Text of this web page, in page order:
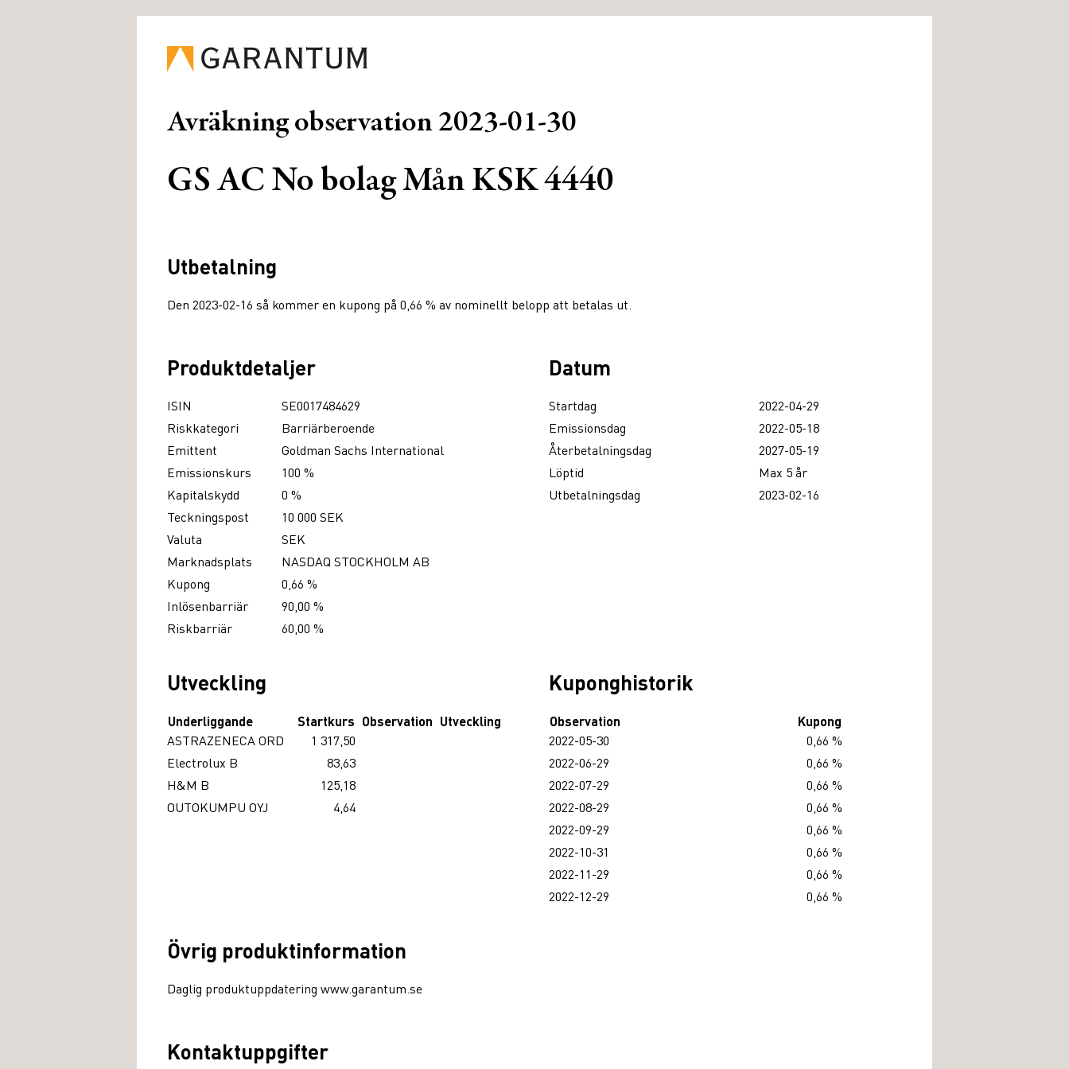
Avräkning observation 2023-01-30
GS AC No bolag Mån KSK 4440
Utbetalning
Den 2023-02-16 så kommer en kupong på 0,66 % av nominellt belopp att betalas ut.
Produktdetaljer
ISIN
SE0017484629
Riskkategori
Barriärberoende
Emittent
Goldman Sachs International
Emissionskurs
100 %
Kapitalskydd
0 %
Teckningspost
10 000 SEK
Valuta
SEK
Marknadsplats
NASDAQ STOCKHOLM AB
Kupong
0,66 %
Inlösenbarriär
90,00 %
Riskbarriär
60,00 %
Datum
Startdag
2022-04-29
Emissionsdag
2022-05-18
Återbetalningsdag
2027-05-19
Löptid
Max 5 år
Utbetalningsdag
2023-02-16
Utveckling
Underliggande Startkurs Observation Utveckling
ASTRAZENECA ORD
1 317,50
Electrolux B
83,63
H&M B
125,18
OUTOKUMPU OYJ
4,64
Kuponghistorik
Observation
Kupong
2022-05-30
0,66 %
2022-06-29
0,66 %
2022-07-29
0,66 %
2022-08-29
0,66 %
2022-09-29
0,66 %
2022-10-31
0,66 %
2022-11-29
0,66 %
2022-12-29
0,66 %
Övrig produktinformation
Daglig produktuppdatering www.garantum.se
Kontaktuppgifter